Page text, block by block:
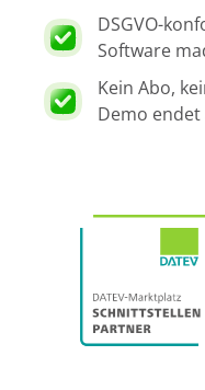
DSGVO-
Software
Kein Abo,
Demo